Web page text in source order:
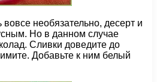
вовсе необязательно, десерт и
Но в данном случае
Сливки доведите до
Добавьте к ним белый